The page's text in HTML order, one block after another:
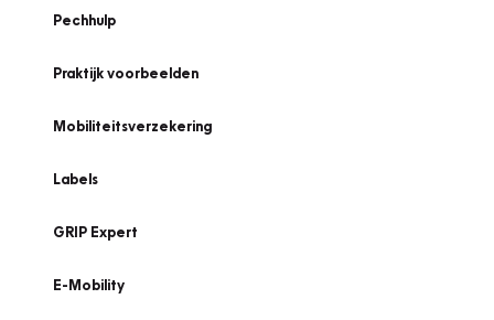
Pechhulp
Praktijk voorbeelden
Mobiliteitsverzekering
Labels
GRIP Expert
E-Mobility